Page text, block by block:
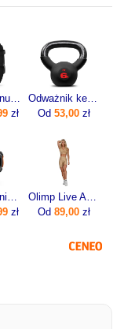
Garmin Venu 3 45mm Grafitowy (0100-2784-01)
zł
Odważnik kettlebell żeliwny 6kg
Od 53,00zł
Garmin Fenix 8 47mm Slate grey z czarnym paskiem
zł
Olimp Live And Fight Damskie krótkie legginsy Queens Gang Olimp Women's Short Leggings High Waist XL
Od 89,00zł